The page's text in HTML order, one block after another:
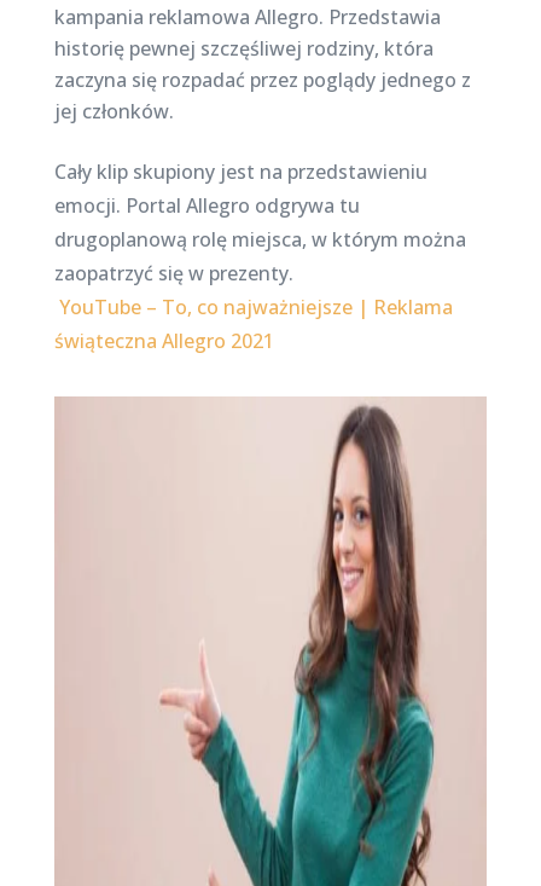
kampania reklamowa Allegro. Przedstawia
historię pewnej szczęśliwej rodziny, która
zaczyna się rozpadać przez poglądy jednego z
jej członków.
Cały klip skupiony jest na przedstawieniu
emocji. Portal Allegro odgrywa tu
drugoplanową rolę miejsca, w którym można
zaopatrzyć się w prezenty.
YouTube – To, co najważniejsze | Reklama
świąteczna Allegro 2021